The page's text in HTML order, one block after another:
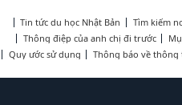
Tin tức du học Nhật Bản Tìm kiếm
Thông điệp của anh chị đi trước
Quy ước sử dụng
Thông báo về thông